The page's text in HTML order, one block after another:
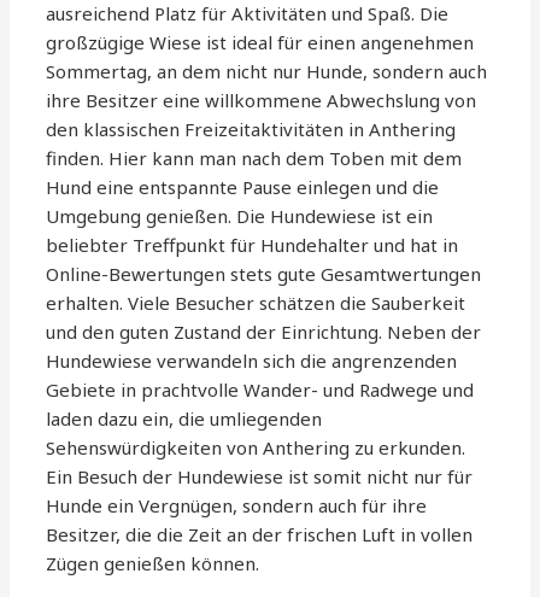
ausreichend Platz für Aktivitäten und Spaß. Die
großzügige Wiese ist ideal für einen angenehmen
Sommertag, an dem nicht nur Hunde, sondern auch
ihre Besitzer eine willkommene Abwechslung von
den klassischen Freizeitaktivitäten in Anthering
finden. Hier kann man nach dem Toben mit dem
Hund eine entspannte Pause einlegen und die
Umgebung genießen. Die Hundewiese ist ein
beliebter Treffpunkt für Hundehalter und hat in
Online-Bewertungen stets gute Gesamtwertungen
erhalten. Viele Besucher schätzen die Sauberkeit
und den guten Zustand der Einrichtung. Neben der
Hundewiese verwandeln sich die angrenzenden
Gebiete in prachtvolle Wander- und Radwege und
laden dazu ein, die umliegenden
Sehenswürdigkeiten von Anthering zu erkunden.
Ein Besuch der Hundewiese ist somit nicht nur für
Hunde ein Vergnügen, sondern auch für ihre
Besitzer, die die Zeit an der frischen Luft in vollen
Zügen genießen können.